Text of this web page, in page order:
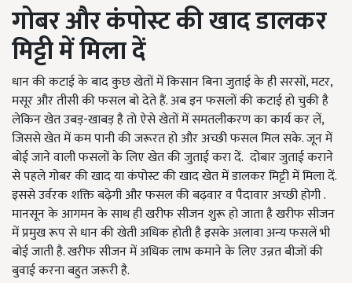
गोबर और कंपोस्ट की खाद डालकर
मिट्टी में मिला दें
धान की कटाई के बाद कुछ खेतों में किसान बिना जुताई के ही सरसों, मटर,
मसूर और तीसी की फसल बो देते हैं. अब इन फसलों की कटाई हो चुकी है
लेकिन खेत उबड़-खाबड़ है तो ऐसे खेतों में समतलीकरण का कार्य कर लें,
जिससे खेत में कम पानी की जरूरत हो और अच्छी फसल मिल सके. जून में
बोई जाने वाली फसलों के लिए खेत की जुताई करा दें. दोबार जुताई कराने
से पहले गोबर की खाद या कंपोस्ट की खाद खेत में डालकर मिट्टी में मिला दें.
इससे उर्वरक शक्ति बढ़ेगी और फसल की बढ़वार व पैदावार अच्छी होगी .
मानसून के आगमन के साथ ही खरीफ सीजन शुरू हो जाता है खरीफ सीजन
में प्रमुख रूप से धान की खेती अधिक होती है इसके अलावा अन्य फसलें भी
बोई जाती है. खरीफ सीजन में अधिक लाभ कमाने के लिए उन्नत बीजों की
बुवाई करना बहुत जरूरी है.